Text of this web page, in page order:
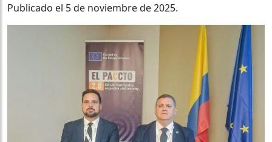
Publicado el 5 de noviembre de 2025.